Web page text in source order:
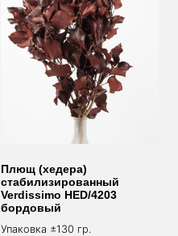
Плющ (хедера)
стабилизированный
Verdissimo HED/4203
бордовый
Упаковка ±130 гр.